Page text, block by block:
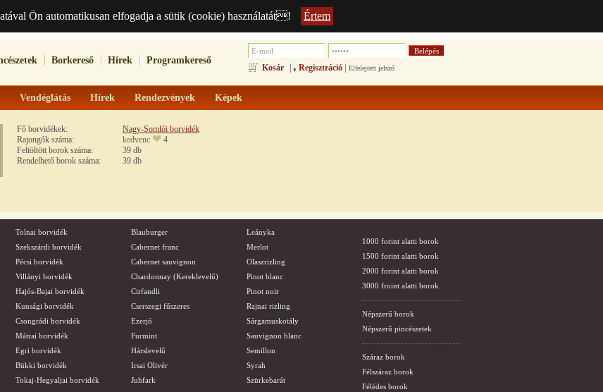
Ön automatikusan elfogadja a sütik (cookie) használatát! Értem
Borkereső Hírek Programkereső
Kosár | Regisztráció | Elfelejtett jelszó
Vendéglátás Hírek Rendezvények Képek
Fő borvidékek:
Nagy-Somlói borvidék
Rajongók száma:
kedvenc
4
Feltöltött borok száma:
39 db
Rendelhető borok száma:
39 db
Tolnai borvidék
Szekszárdi borvidék
Pécsi borvidék
Villányi borvidék
Hajós-Bajai borvidék
Kunsági borvidék
Csongrádi borvidék
Mátrai borvidék
Egri borvidék
Bükki borvidék
Tokaj-Hegyaljai borvidék
Blauburger
Cabernet franc
Cabernet sauvignon
Chardonnay (Kereklevelű)
Cirfandli
Cserszegi fűszeres
Ezerjó
Furmint
Hárslevelű
Irsai Olivér
Juhfark
Leányka
Merlot
Olaszrizling
Pinot blanc
Pinot noir
Rajnai rizling
Sárgamuskotály
Sauvignon blanc
Semillon
Syrah
Szürkebarát
1000 forint alatti borok
1500 forint alatti borok
2000 forint alatti borok
3000 froint alatti borok
Népszerű borok
Népszerű pincészetek
Száraz borok
Félszáraz borok
Félédes borok